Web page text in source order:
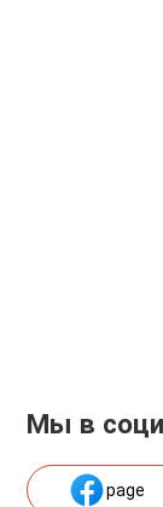
Мы в
page